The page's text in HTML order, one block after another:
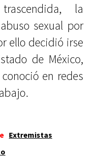
la
sexual por
ello decidió irse
de México,
en redes
Extremistas